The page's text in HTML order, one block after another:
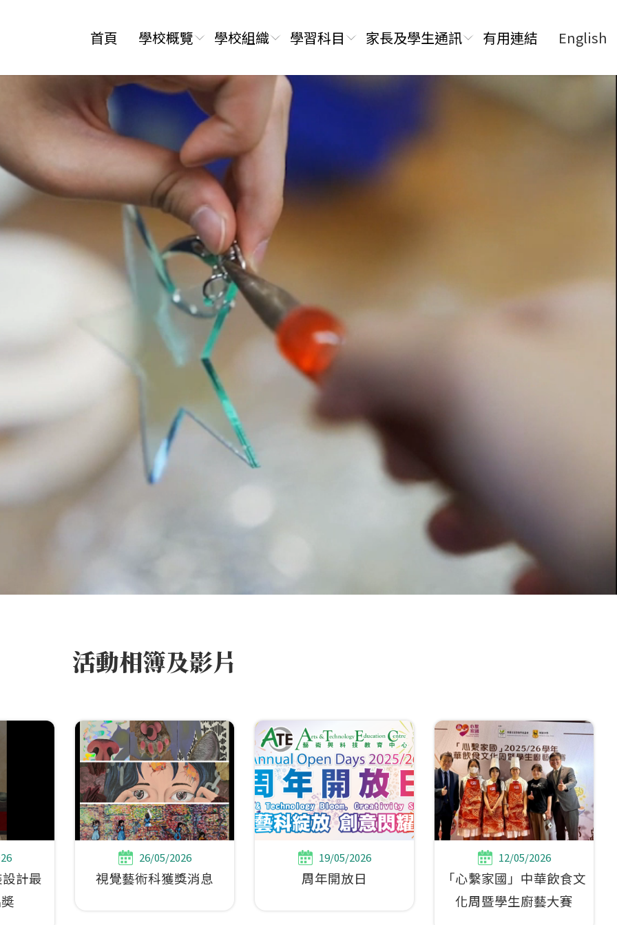
English
首頁 學校概覽 學校組織 學習科目 家長及學生通訊 有用連結
活動相簿及影片
計最
26/05/2026
視覺藝術科獲獎消息
19/05/2026
周年開放日
12/05/2026
「心繫家國」中華飲食文
化周暨學生廚藝大賽